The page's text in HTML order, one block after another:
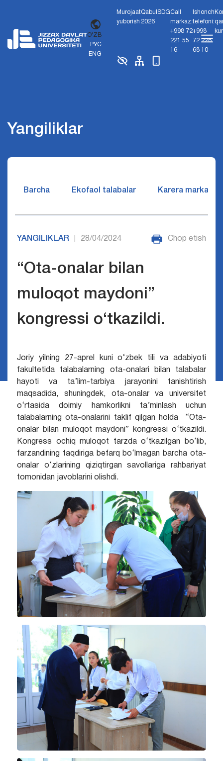
O'ZB
РУС
ENG
Murojaat
yuborish
Qabul
2026
SDGCall
markaz:
+998 72
221 55
16
Ishonch
telefoni:
+998
72 226
68 10
Yangiliklar
Barcha Ekofaol talabalar Karera markazi
YANGILIKLAR 28/04/2024 Chop etish
“Ota-onalar bilan
muloqot maydoni”
kongressi o‘tkazildi.
Joriy yilning 27-aprel kuni o‘zbek tili va adabiyoti
fakultetida talabalarning ota-onalari bilan talabalar
hayoti va ta’lim-tarbiya jarayonini tanishtirish
maqsadida, shuningdek, ota-onalar va universitet
o‘rtasida doimiy hamkorlikni ta’minlash uchun
talabalarning ota-onalarini taklif qilgan holda “Ota-
onalar bilan muloqot maydoni” kongressi o‘tkazildi.
Kongress ochiq muloqot tarzda o‘tkazilgan bo‘lib,
farzandining taqdiriga befarq bo‘lmagan barcha ota-
onalar o‘zlarining qiziqtirgan savollariga rahbariyat
tomonidan javoblarini olishdi.